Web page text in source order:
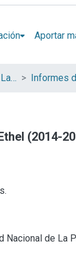
Aportar
Universidad Nacional de La Plata (UNLP) Informes
(2014-
Nacional de La